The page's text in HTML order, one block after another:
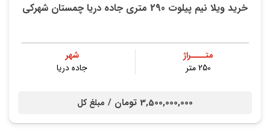
خرید ویلا نیم پیلوت 290 متری جاده دریا چمستان شهرکی
متــــراژ
250 متر
شهر
جاده دریا
3,500,000,000 تومان / مبلغ کل